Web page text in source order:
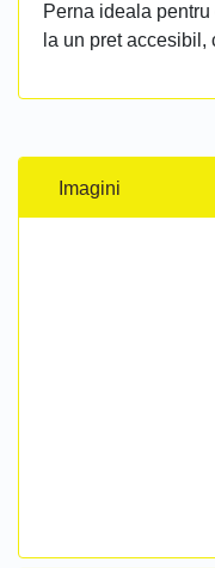
Perna ideala
la un pret
Imagini